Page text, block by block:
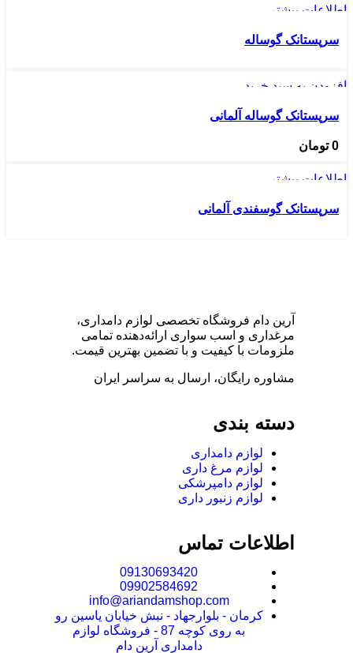
اطلاعات بیشتر
افزودن به مقایسه
سرپستانک گوساله
افزودن به سبد خرید
افزودن به مقایسه
افزودن به علاقه مندی
سرپستانک گوساله آلمانی
0 تومان
اطلاعات بیشتر
افزودن به مقایسه
سرپستانک گوسفندی آلمانی
آرین دام فروشگاه تخصصی لوازم دامداری،
مرغداری و اسب‌ سواری ارائه‌دهنده تمامی
ملزومات با کیفیت و با تضمین بهترین قیمت.
مشاوره رایگان، ارسال به سراسر ایران
دسته بندی
لوازم دامداری
لوازم مرغ داری
لوازم دامپرشکی
لوازم زنبور داری
اطلاعات تماس
09130693420
09902584692
info@ariandamshop.com
کرمان - بلوارجهاد - نبش خیابان یاسین رو
به روی کوچه 87 - فروشگاه لوازم
دامداری آرین دام